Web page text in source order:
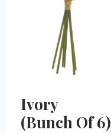
Ivory
(Bunch Of 6)